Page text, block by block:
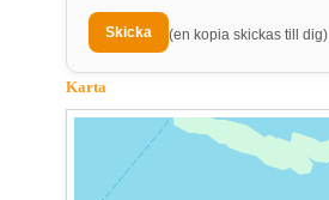
(en kopia skickas till dig)
Karta